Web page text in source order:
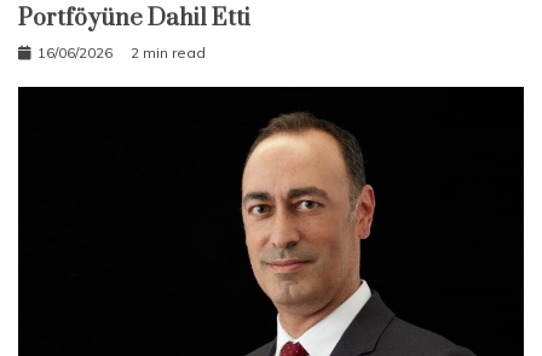
Portföyüne Dahil Etti
16/06/2026 2 min read